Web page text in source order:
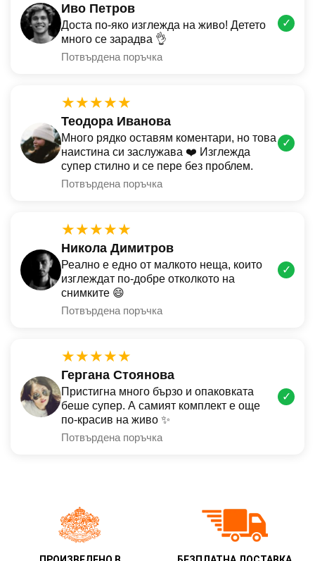
Иво Петров
Доста по-яко изглежда на живо! Детето
много се зарадва 👌
Потвърдена поръчка
✓
★★★★★
Теодора Иванова
Много рядко оставям коментари, но това
наистина си заслужава ❤️ Изглежда
супер стилно и се пере без проблем.
Потвърдена поръчка
✓
★★★★★
Никола Димитров
Реално е едно от малкото неща, които
изглеждат по-добре отколкото на
снимките 😄
Потвърдена поръчка
✓
★★★★★
Гергана Стоянова
Пристигна много бързо и опаковката
беше супер. А самият комплект е още
по-красив на живо ✨
Потвърдена поръчка
✓